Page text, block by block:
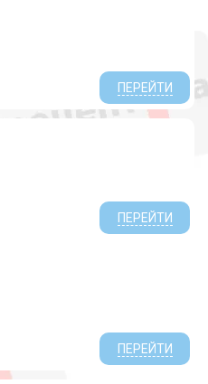
ПЕРЕЙТИ
ПЕРЕЙТИ
ПЕРЕЙТИ